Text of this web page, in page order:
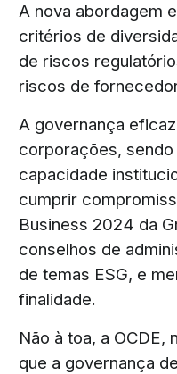
A nova abordagem
critérios de
de riscos
riscos de
A governança
corporações, sendo
capacidade
cumprir
Business 2024 da
conselhos de
de temas ESG, e
finalidade.
Não à toa, a
que a governança